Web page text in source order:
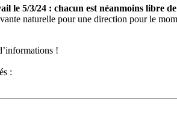
le 5/3/24 : chacun est néanmoins libre
naturelle pour une direction pour le
!
: